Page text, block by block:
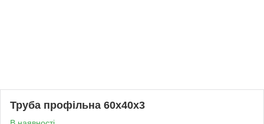
Труба профільна 60x40x3